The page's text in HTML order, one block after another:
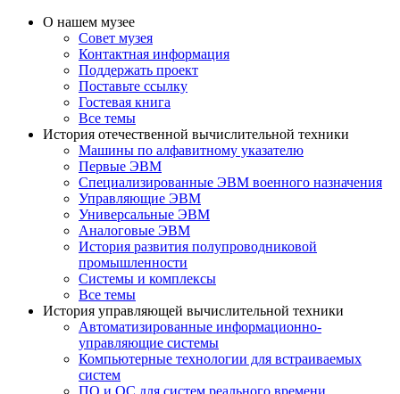
О нашем музее
Совет музея
Контактная информация
Поддержать проект
Поставьте ссылку
Гостевая книга
Все темы
История отечественной вычислительной техники
Машины по алфавитному указателю
Первые ЭВМ
Специализированные ЭВМ военного назначения
Управляющие ЭВМ
Универсальные ЭВМ
Аналоговые ЭВМ
История развития полупроводниковой
промышленности
Системы и комплексы
Все темы
История управляющей вычислительной техники
Автоматизированные информационно-
управляющие системы
Компьютерные технологии для встраиваемых
систем
ПО и ОС для систем реального времени